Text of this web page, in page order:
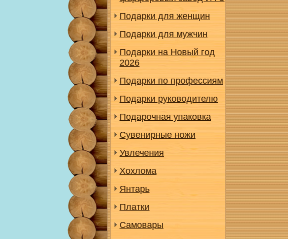
Подарки для женщин
Подарки для мужчин
Подарки на Новый год
2026
Подарки по профессиям
Подарки руководителю
Подарочная упаковка
Сувенирные ножи
Увлечения
Хохлома
Янтарь
Платки
Самовары